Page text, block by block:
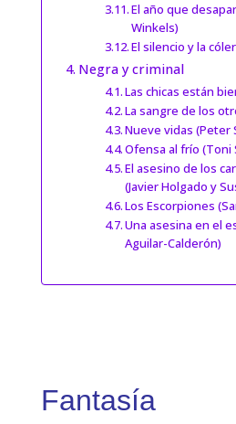
El año que
Winkels)
El silencio y la
Negra y criminal
Las chicas están
La sangre de los
Nueve vidas (Peter
Ofensa al frío (Toni
El asesino de los
(Javier Holgado y
Los Escorpiones
Una asesina en el
Aguilar-Calderón)
Fantasía